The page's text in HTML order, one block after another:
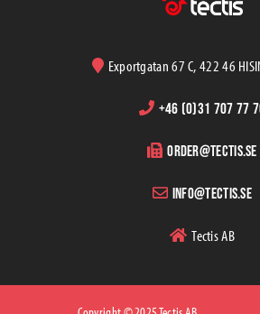
Exportgatan 67 C, 422 46
+46 (0)31 707 77
order@tectis.se
info@tectis.se
Tectis AB